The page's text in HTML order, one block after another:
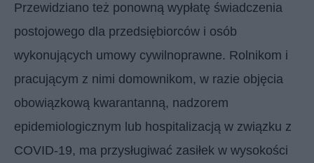
Przewidziano też ponowną wypłatę świadczenia
postojowego dla przedsiębiorców i osób
wykonujących umowy cywilnoprawne. Rolnikom i
pracującym z nimi domownikom, w razie objęcia
obowiązkową kwarantanną, nadzorem
epidemiologicznym lub hospitalizacją w związku z
COVID-19, ma przysługiwać zasiłek w wysokości